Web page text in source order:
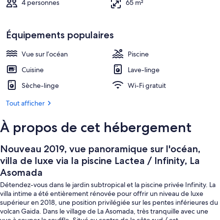
Lactea
Infinity,
La
Asomada
4 personnes
65 m²
Équipements populaires
Vue sur l’océan
Piscine
Cuisine
Lave-linge
Sèche-linge
Wi-Fi gratuit
Tout afficher
À propos de cet hébergement
Nouveau 2019, vue panoramique sur l'océan,
villa de luxe via la piscine Lactea / Infinity, La
Asomada
Détendez-vous dans le jardin subtropical et la piscine privée Infinity. La
villa intime a été entièrement rénovée pour offrir un niveau de luxe
supérieur en 2018, une position privilégiée sur les pentes inférieures du
volcan Gaida. Dans le village de La Asomada, très tranquille avec une